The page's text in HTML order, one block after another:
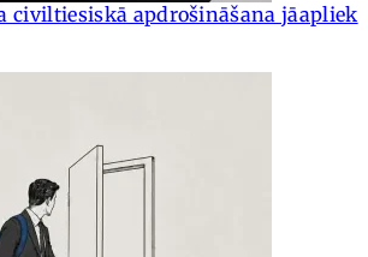
civiltiesiskā apdrošināšana jāapliek